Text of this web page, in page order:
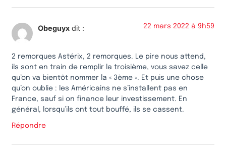
Obeguyx dit : 22 mars 2022 à 9h59
2 remorques Astérix, 2 remorques. Le pire nous attend,
ils sont en train de remplir la troisième, vous savez celle
qu’on va bientôt nommer la « 3ème ». Et puis une chose
qu’on oublie : les Américains ne s’installent pas en
France, sauf si on finance leur investissement. En
général, lorsqu’ils ont tout bouffé, ils se cassent.
Répondre